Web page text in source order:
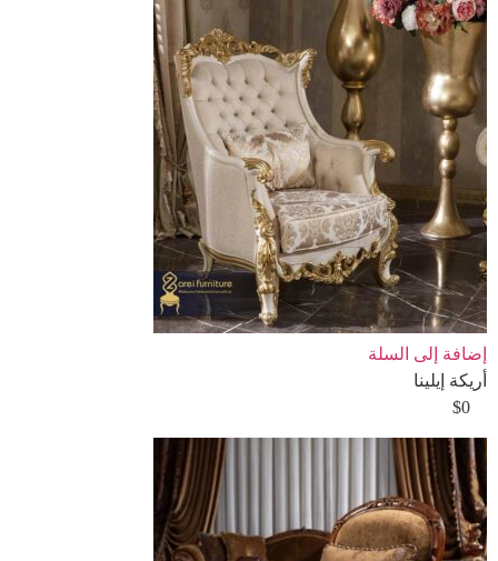
إضافة إلى السلة
أريكة إيلينا
$0